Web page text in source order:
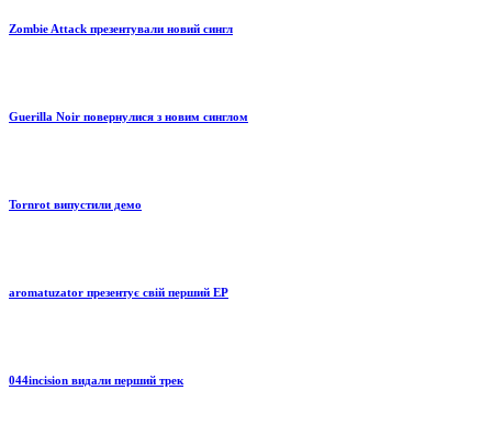
Zombie Attack презентували новий сингл
Guerilla Noir повернулися з новим синглом
Tornrot випустили демо
aromatuzator презентує свій перший EP
044incision видали перший трек